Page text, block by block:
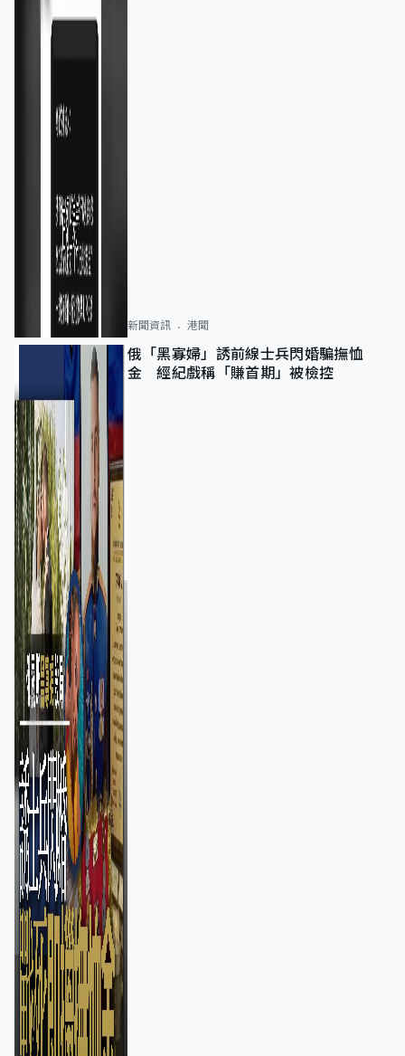
新聞資訊 港聞
俄「黑寡婦」誘前線士兵閃婚騙撫恤
金 經紀戲稱「賺首期」被檢控